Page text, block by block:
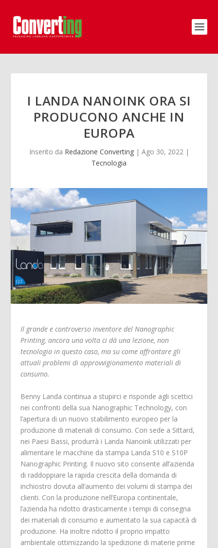
I LANDA NANOINK ORA SI
PRODUCONO ANCHE IN
EUROPA
Inserito da Redazione Converting| Ago 30, 2022|
Tecnologia
Il grande e controverso inventore del Nanographic
Printing, ancora una volta ci dà una lezione, non
tecnologia in questo caso, ma su come affrontare gli
attuali problemi di approvvigionamento materiali di
consumo.
Benny Landa continua a stupirci e risponde agli scettici
nei confronti della sua Nanographic Technology, con
l’apertura di un nuovo stabilimento europeo per la
produzione di materiali di consumo. Con sede a Sittard,
nei Paesi Bassi, produrrà i Landa Nanoink utilizzati per
alimentare le macchine da stampa Landa S10 e S10P
Nanographic Printing. Il nuovo sito consente all’azienda
di raddoppiare la rapida crescita della domanda di
inchiostro dovuta all’aumento dei volumi di stampa dei
clienti. Con la produzione nell’Europa continentale,
l’azienda ha ridotto drasticamente i tempi di consegna
dei materiali di consumo e aumentato la sua capacità di
produzione. Ha inoltre ridotto il proprio impatto
ambientale ottimizzando la spedizione di materie prime